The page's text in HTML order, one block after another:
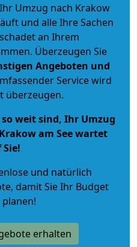
Umzug nach Krakow
und alle Ihre Sachen
an Ihrem
Überzeugen Sie
Angeboten und
Service wird
überzeugen.
weit sind, Ihr Umzug
am See wartet
und natürlich
, damit Sie Ihr Budget
erhalten